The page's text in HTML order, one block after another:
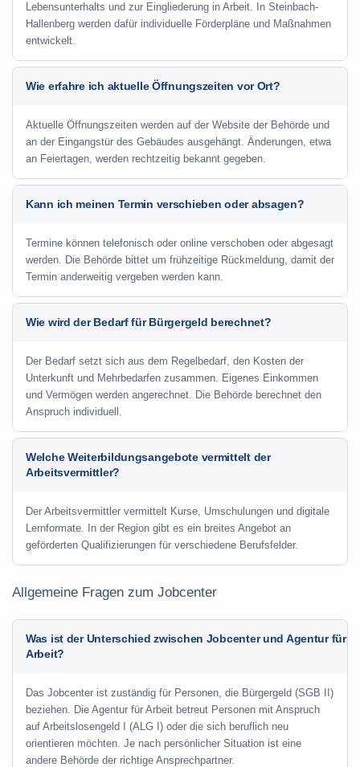
Lebensunterhalts und zur Eingliederung in Arbeit. In Steinbach-
Hallenberg werden dafür individuelle Förderpläne und Maßnahmen
entwickelt.
Wie erfahre ich aktuelle Öffnungszeiten vor Ort?
Aktuelle Öffnungszeiten werden auf der Website der Behörde und
an der Eingangstür des Gebäudes ausgehängt. Änderungen, etwa
an Feiertagen, werden rechtzeitig bekannt gegeben.
Kann ich meinen Termin verschieben oder absagen?
Termine können telefonisch oder online verschoben oder abgesagt
werden. Die Behörde bittet um frühzeitige Rückmeldung, damit der
Termin anderweitig vergeben werden kann.
Wie wird der Bedarf für Bürgergeld berechnet?
Der Bedarf setzt sich aus dem Regelbedarf, den Kosten der
Unterkunft und Mehrbedarfen zusammen. Eigenes Einkommen
und Vermögen werden angerechnet. Die Behörde berechnet den
Anspruch individuell.
Welche Weiterbildungsangebote vermittelt der
Arbeitsvermittler?
Der Arbeitsvermittler vermittelt Kurse, Umschulungen und digitale
Lernformate. In der Region gibt es ein breites Angebot an
geförderten Qualifizierungen für verschiedene Berufsfelder.
Allgemeine Fragen zum Jobcenter
Was ist der Unterschied zwischen Jobcenter und Agentur für
Arbeit?
Das Jobcenter ist zuständig für Personen, die Bürgergeld (SGB II)
beziehen. Die Agentur für Arbeit betreut Personen mit Anspruch
auf Arbeitslosengeld I (ALG I) oder die sich beruflich neu
orientieren möchten. Je nach persönlicher Situation ist eine
andere Behörde der richtige Ansprechpartner.